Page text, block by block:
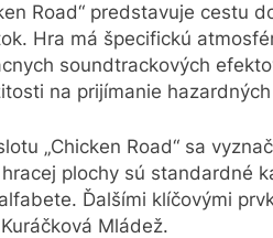
Road“ predstavuje cestu
Hra má špecifickú
soundtrackových
na prijímanie
„Chicken Road“ sa
plochy sú standardné
alfabete. Ďalšími klíčovými
Mládež.